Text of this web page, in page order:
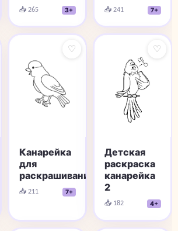
📥 265 3+ 📥 241 7+
♡
Канарейка
для
раскрашивания
📥 211 7+
♡
Детская
раскраска
канарейка
2
📥 182 4+